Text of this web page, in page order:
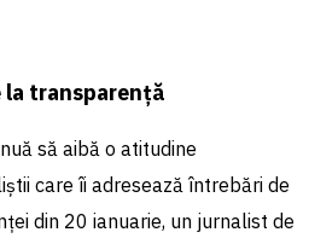
transparență
să aibă o atitudine
care îi adresează întrebări de
din 20 ianuarie, un jurnalist de